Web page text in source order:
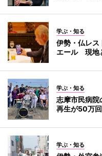
学ぶ・知る
伊勢・仏レス
エール 現地
学ぶ・知る
志摩市民病
再生が50万
学ぶ・知る